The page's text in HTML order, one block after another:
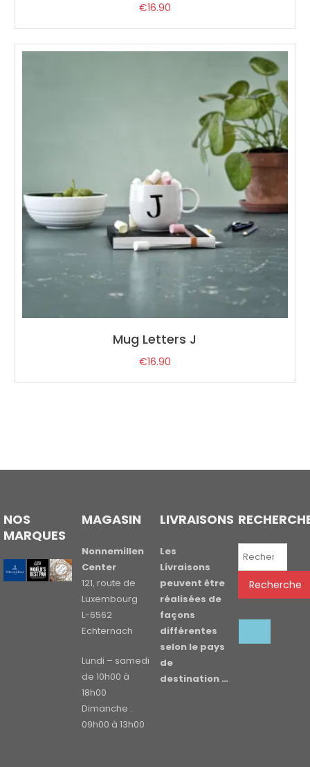
€16.90
Mug Letters J
€16.90
NOS
MARQUES
MAGASIN
Nonnemillen
Center
121, route de
Luxembourg
L-6562
Echternach
Lundi – samedi
de 10h00 à
18h00
Dimanche :
09h00 à 13h00
LIVRAISONS
Les
Livraisons
peuvent être
réalisées de
façons
différentes
selon le pays
de
destination …
Recherche
Recherche